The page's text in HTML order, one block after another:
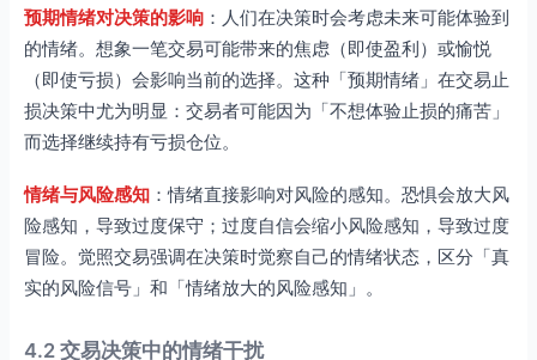
预期情绪对决策的影响 ：人们在决策时会考虑未来可能体验到
的情绪。想象一笔交易可能带来的焦虑（即使盈利）或愉悦
（即使亏损）会影响当前的选择。这种「预期情绪」在交易止
损决策中尤为明显：交易者可能因为「不想体验止损的痛苦」
而选择继续持有亏损仓位。
情绪与风险感知 ：情绪直接影响对风险的感知。恐惧会放大风
险感知，导致过度保守；过度自信会缩小风险感知，导致过度
冒险。觉照交易强调在决策时觉察自己的情绪状态，区分「真
实的风险信号」和「情绪放大的风险感知」。
4.2 交易决策中的情绪干扰